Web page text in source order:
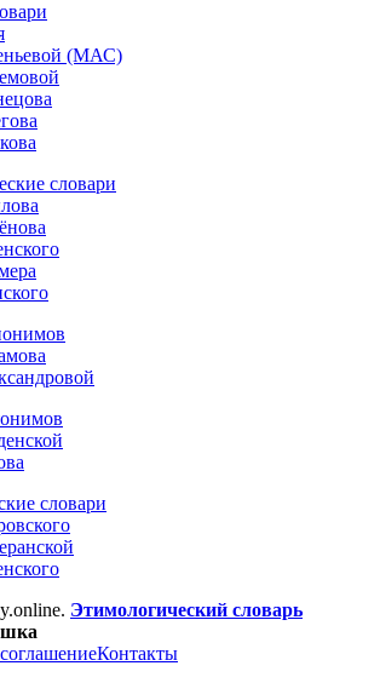
(МАС)
словари
словари
Этимологический словарь
Контакты